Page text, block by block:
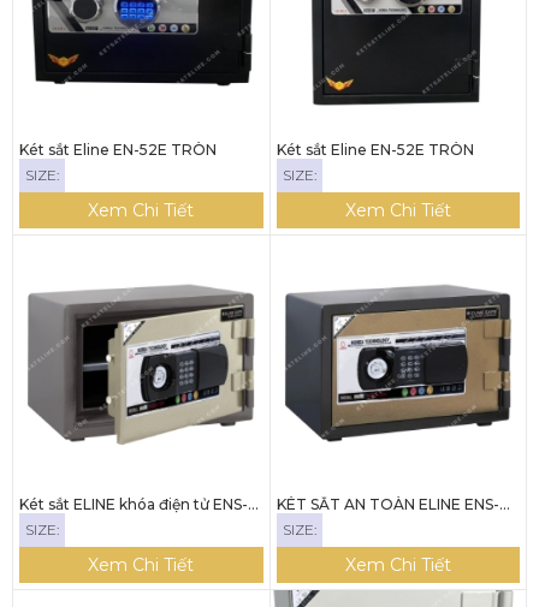
Két sắt Eline EN-52E TRÒN
SIZE:
Xem Chi Tiết
Két sắt Eline EN-52E TRÒN
SIZE:
Xem Chi Tiết
Két sắt ELINE khóa điện tử ENS-
31E
SIZE:
Xem Chi Tiết
KÉT SẮT AN TOÀN ELINE ENS-
31E
SIZE:
Xem Chi Tiết